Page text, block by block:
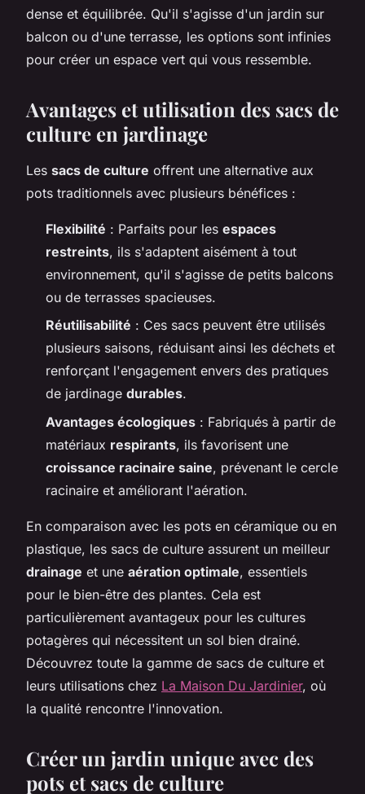
dense et équilibrée. Qu'il s'agisse d'un jardin sur
balcon ou d'une terrasse, les options sont infinies
pour créer un espace vert qui vous ressemble.
Avantages et utilisation des sacs de
culture en jardinage
Les sacs de culture offrent une alternative aux
pots traditionnels avec plusieurs bénéfices :
Flexibilité : Parfaits pour les espaces
restreints, ils s'adaptent aisément à tout
environnement, qu'il s'agisse de petits balcons
ou de terrasses spacieuses.
Réutilisabilité : Ces sacs peuvent être utilisés
plusieurs saisons, réduisant ainsi les déchets et
renforçant l'engagement envers des pratiques
de jardinage durables.
Avantages écologiques : Fabriqués à partir de
matériaux respirants, ils favorisent une
croissance racinaire saine, prévenant le cercle
racinaire et améliorant l'aération.
En comparaison avec les pots en céramique ou en
plastique, les sacs de culture assurent un meilleur
drainage et une aération optimale, essentiels
pour le bien-être des plantes. Cela est
particulièrement avantageux pour les cultures
potagères qui nécessitent un sol bien drainé.
Découvrez toute la gamme de sacs de culture et
leurs utilisations chez La Maison Du Jardinier, où
la qualité rencontre l'innovation.
Créer un jardin unique avec des
pots et sacs de culture